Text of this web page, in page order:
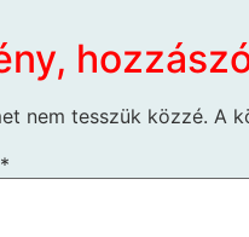
nem tesszük közzé. A
*